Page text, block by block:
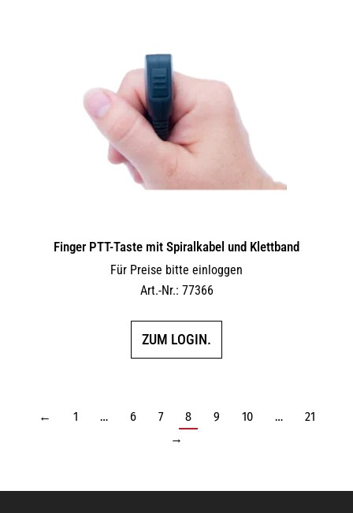
Finger PTT-Taste mit Spiralkabel und Klettband
Für Preise bitte einloggen
Art.-Nr.: 77366
ZUM LOGIN.
← 1 … 6 7 8 9 10 …
21
→